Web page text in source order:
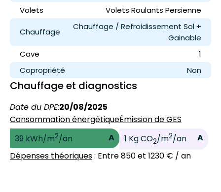
Volets
Volets Roulants Persienne
Chauffage
Chauffage / Refroidissement Sol +
Gainable
Cave
1
Copropriété
Non
Chauffage et diagnostics
Date du DPE:20/08/2025
Consommation énergétique
39 kWh/m2/an A
Émission de GES
1 Kg CO2/m2/an
A
Dépenses théoriques: Entre 850 et 1230 € / an